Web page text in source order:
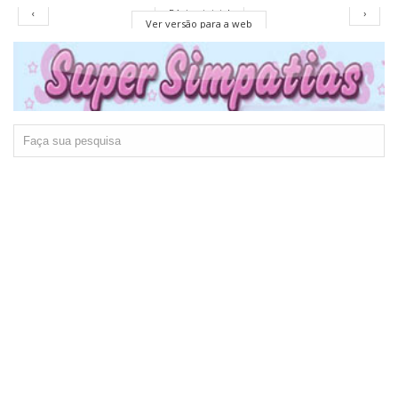
‹ ›
Página inicial
Ver versão para a web